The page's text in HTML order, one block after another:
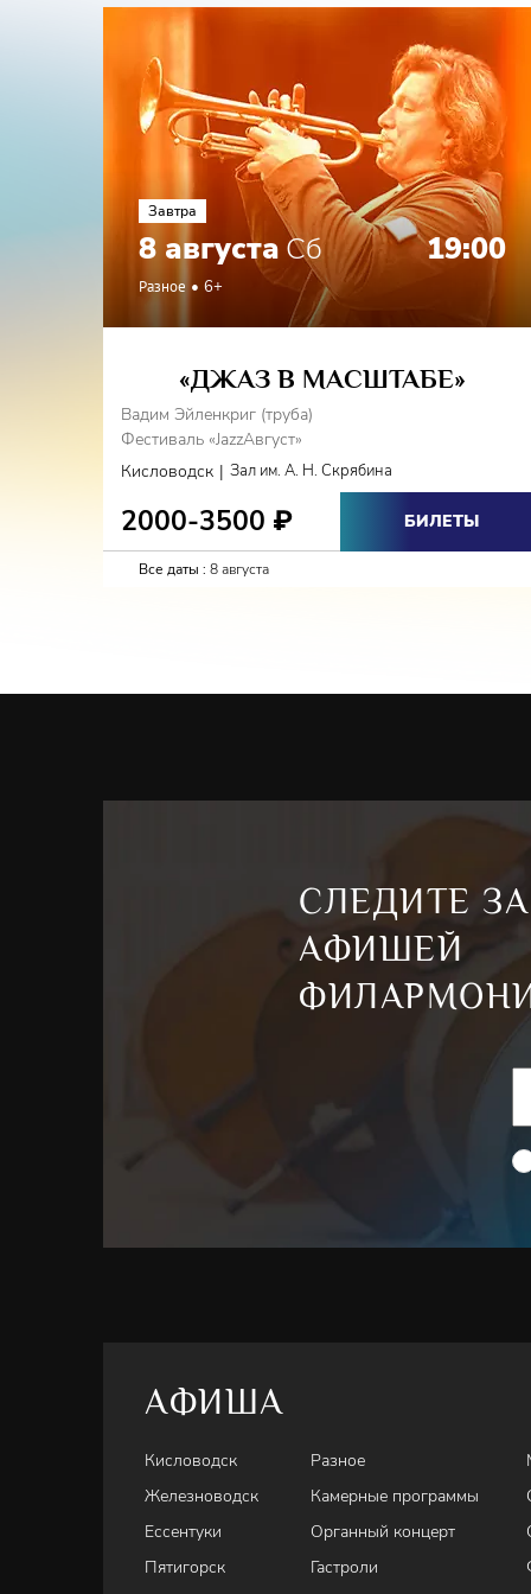
Завтра
8 августа Сб 19:00
Разное 6+
«ДЖАЗ В МАСШТАБЕ»
Вадим Эйленкриг (труба)
Фестиваль «JazzАвгуст»
Кисловодск | Зал им. А. Н. Скрябина
2000-3500 ₽ БИЛЕТЫ
Все даты : 8 августа
СЛЕДИТЕ ЗА
АФИШЕЙ
АФИША
Кисловодск
Железноводск
Ессентуки
Пятигорск
Разное
Камерные программы
Органный концерт
Гастроли